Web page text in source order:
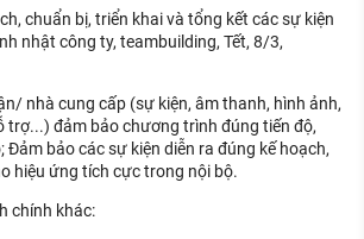
chuẩn bị, triển khai và tổng kết các sự kiện
nhật công ty, teambuilding, Tết, 8/3,
nhà cung cấp (sự kiện, âm thanh, hình ảnh,
trợ...) đảm bảo chương trình đúng tiến độ,
Đảm bảo các sự kiện diễn ra đúng kế hoạch,
hiệu ứng tích cực trong nội bộ.
chính khác: